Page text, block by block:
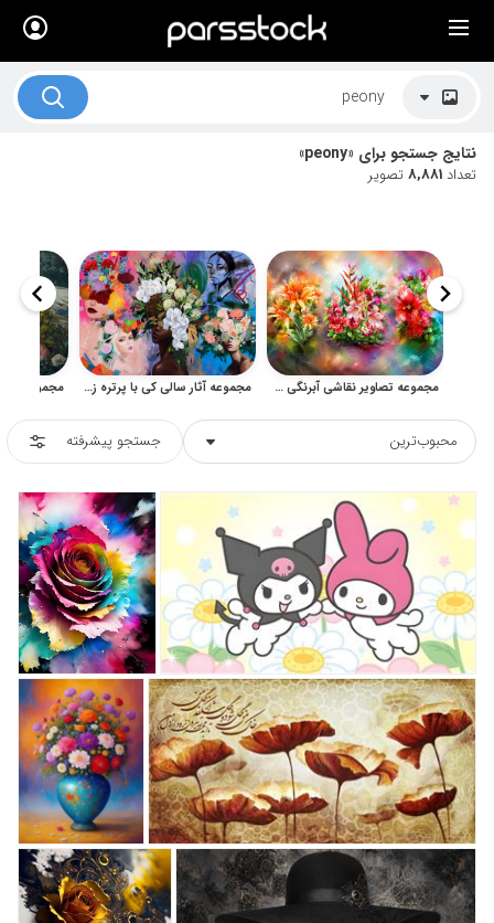
نتایج جستجو برای «peony»
تعداد 8,881تصویر
مجموعه تصاویر نقاشی آبرنگی گل طرح‌های هنری و آبستره گل‌های رنگارنگ مجموعه آثار سالی کی با پرتره زنان و تاج‌های گل رنگارنگ
محبوب‌ترین جستجو پیشرفته
× لیست قیمت ها
موضوعات تصاویر
هنرمندان ایرانی
کسب درآمد از فروش تصاویر
021 28428845
تماس با ما
بلاگ پارس استاک